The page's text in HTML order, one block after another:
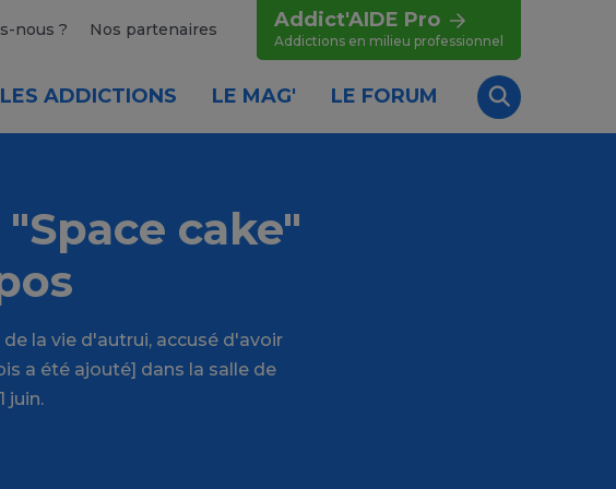
nous ? Nos partenaires Addict'AIDE Pro
Addictions en milieu professionnel
LES ADDICTIONS LE MAG' LE FORUM
Recherche
cake"
la vie d'autrui, accusé d'avoir
a été ajouté] dans la salle de
juin.